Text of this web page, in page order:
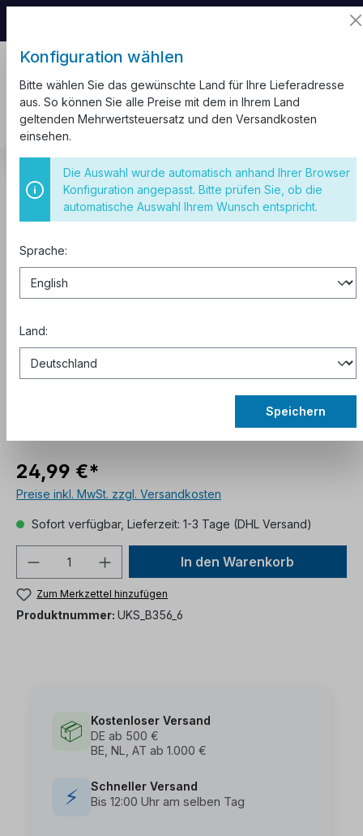
CEE Steckdosen Einbausteckdose IP67
IP67 63A 5P 400V 6h CEE
24,99 €*
Preise inkl. MwSt. zzgl. Versandkosten
Sofort verfügbar, Lieferzeit: 1-3 Tage (DHL Versand)
In den Warenkorb
Zum Merkzettel hinzufügen
Produktnummer: UKS_B356_6
📦
Kostenloser Versand
DE ab 500 €
BE, NL, AT ab 1.000 €
⚡
Schneller Versand
Bis 12:00 Uhr am selben Tag
Konfiguration wählen
Bitte wählen Sie das gewünschte Land für Ihre Lieferadresse
aus. So können Sie alle Preise mit dem in Ihrem Land
geltenden Mehrwertsteuersatz und den Versandkosten
einsehen.
Die Auswahl wurde automatisch anhand Ihrer Browser
Konfiguration angepasst. Bitte prüfen Sie, ob die
automatische Auswahl Ihrem Wunsch entspricht.
Sprache:
Land:
Speichern